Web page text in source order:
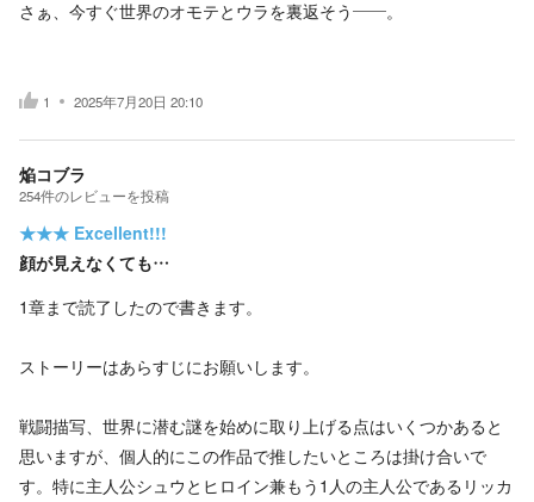
さぁ、今すぐ世界のオモテとウラを裏返そう――。
1 2025年7月20日 20:10
焔コブラ
254件のレビューを投稿
★★★ Excellent!!!
顔が見えなくても…
1章まで読了したので書きます。
ストーリーはあらすじにお願いします。
戦闘描写、世界に潜む謎を始めに取り上げる点はいくつかあると
思いますが、個人的にこの作品で推したいところは掛け合いで
す。特に主人公シュウとヒロイン兼もう1人の主人公であるリッカ